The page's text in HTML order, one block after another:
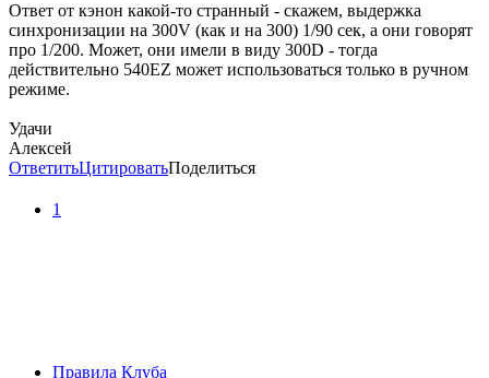
Ответ от кэнон какой-то странный - скажем, выдержка
синхронизации на 300V (как и на 300) 1/90 сек, а они говорят
про 1/200. Может, они имели в виду 300D - тогда
действительно 540EZ может использоваться только в ручном
режиме.
Удачи
Алексей
ОтветитьЦитироватьПоделиться
1
Правила Клуба